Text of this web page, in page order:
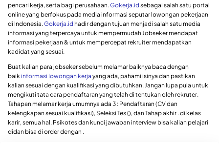
pencari kerja, serta bagi perusahaan. Gokerja.id sebagai salah satu portal
online yang berfokus pada media informasi seputar lowongan pekerjaan
di Indonesia. Gokerja.id hadir dengan tujuan menjadi salah satu media
informasi yang terpercaya untuk mempermudah Jobseker mendapat
informasi pekerjaan & untuk mempercepat rekruiter mendapatkan
kadidat yang sesuai.
Buat kalian para jobseker sebelum melamar baiknya baca dengan
baik informasi lowongan kerja yang ada, pahami isinya dan pastikan
kalian sesuai dengan kualifikasi yang dibutuhkan. Jangan lupa pula untuk
mengikuti tata cara pendaftaran yang telah di tentukan oleh rekruter.
Tahapan melamar kerja umumnya ada 3 : Pendaftaran (CV dan
kelengkapan sesuai kualifikasi), Seleksi Tes (), dan Tahap akhir . di kelas
karir, semua hal, Psikotes dan kunci jawaban interview bisa kalian pelajari
didan bisa di order dengan .